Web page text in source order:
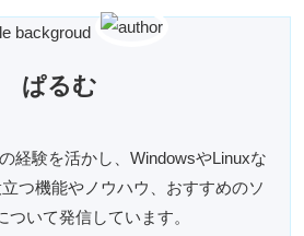
ぱるむ
経験を活かし、WindowsやLinuxな
つ機能やノウハウ、おすすめのソ
ついて発信しています。